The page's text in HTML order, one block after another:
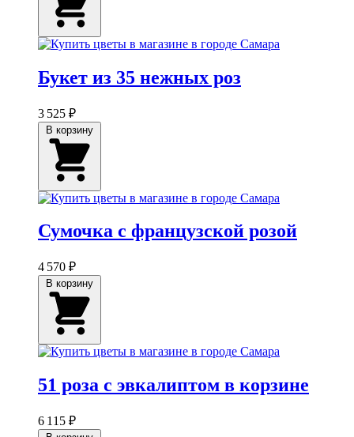
Букет из 35 нежных роз
3 525 ₽
Сумочка с французской розой
4 570 ₽
51 роза с эвкалиптом в корзине
6 115 ₽